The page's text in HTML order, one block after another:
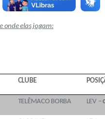
onde elas jogam:
CLUBE
TELÊMACO BORBA LEV –